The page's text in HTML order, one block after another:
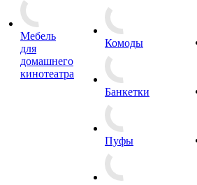
Мебель
для
домашнего
кинотеатра
Комоды
Банкетки
Пуфы